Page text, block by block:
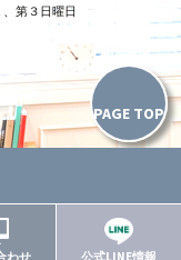
PAGE TOP
第３日曜日
わせ 公式LINE情報